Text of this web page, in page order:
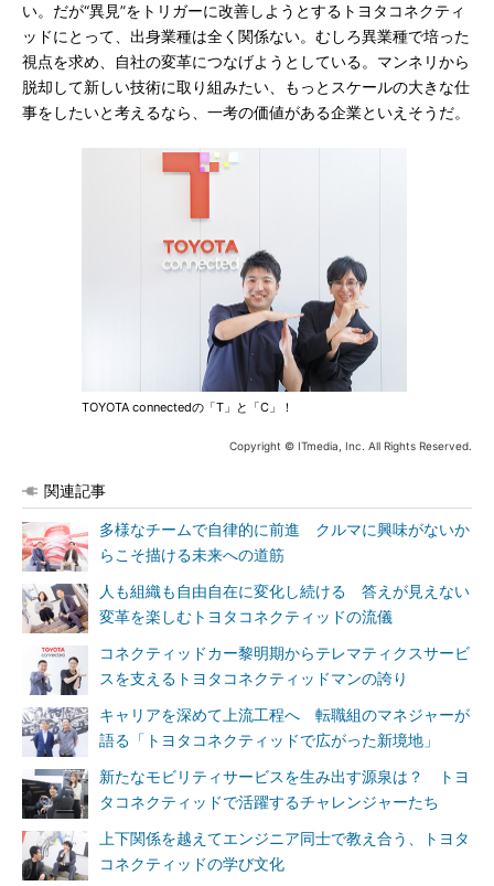
い。だが“異見”をトリガーに改善しようとするトヨタコネクティ
ッドにとって、出身業種は全く関係ない。むしろ異業種で培った
視点を求め、自社の変革につなげようとしている。マンネリから
脱却して新しい技術に取り組みたい、もっとスケールの大きな仕
事をしたいと考えるなら、一考の価値がある企業といえそうだ。
TOYOTA connectedの「T」と「C」！
Copyright © ITmedia, Inc. All Rights Reserved.
関連記事
多様なチームで自律的に前進 クルマに興味がないか
らこそ描ける未来への道筋
人も組織も自由自在に変化し続ける 答えが見えない
変革を楽しむトヨタコネクティッドの流儀
コネクティッドカー黎明期からテレマティクスサービ
スを支えるトヨタコネクティッドマンの誇り
キャリアを深めて上流工程へ 転職組のマネジャーが
語る「トヨタコネクティッドで広がった新境地」
新たなモビリティサービスを生み出す源泉は？ トヨ
タコネクティッドで活躍するチャレンジャーたち
上下関係を越えてエンジニア同士で教え合う、トヨタ
コネクティッドの学び文化